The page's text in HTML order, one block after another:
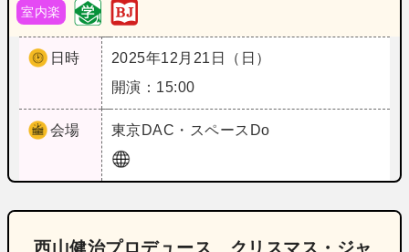
室内楽
日時
2025年12月21日（日）
開演：15:00
会場 東京DAC・スペースDo